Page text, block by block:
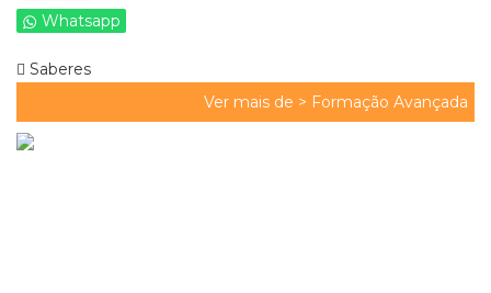
Whatsapp
Saberes
Ver mais de > Formação Avançada